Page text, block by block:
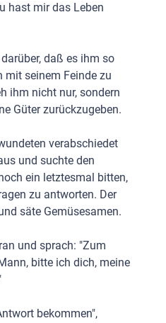
hast mir das Leben
daß es ihm so
mit seinem Feinde zu
ihm nicht nur, sondern
Güter zurückzugeben.
verabschiedet
und suchte den
ein letztesmal bitten,
zu antworten. Der
säte Gemüsesamen.
und sprach: "Zum
bitte ich dich, meine
bekommen",